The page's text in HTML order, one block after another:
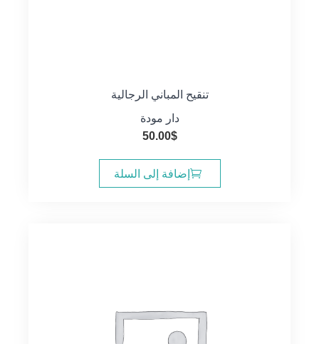
تنقيح المباني الرجالية
دار مودة
50.00$
إضافة إلى السلة